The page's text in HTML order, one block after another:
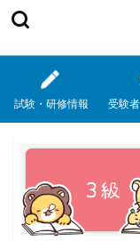
試験・研修情報 受験